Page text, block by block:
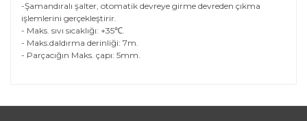
-Şamandıralı şalter, otomatik devreye girme devreden çıkma
işlemlerini gerçekleştirir.
- Maks. sıvı sıcaklığı: +35℃.
- Maks.daldırma derinliği: 7m.
- Parçacığın Maks. çapı: 5mm.
Görüş ve önerileriniz için teşekkür ederiz.